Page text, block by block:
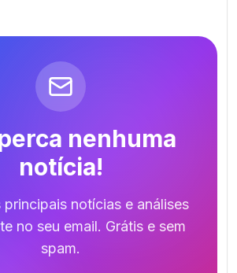
nenhuma
notícia!
principais notícias e análises
no seu email. Grátis e sem
spam.